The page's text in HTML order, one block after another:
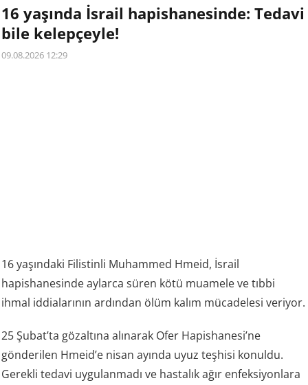
16 yaşında İsrail hapishanesinde: Tedavi
bile kelepçeyle!
09.08.2026 12:29
16 yaşındaki Filistinli Muhammed Hmeid, İsrail
hapishanesinde aylarca süren kötü muamele ve tıbbi
ihmal iddialarının ardından ölüm kalım mücadelesi veriyor.
25 Şubat’ta gözaltına alınarak Ofer Hapishanesi’ne
gönderilen Hmeid’e nisan ayında uyuz teşhisi konuldu.
Gerekli tedavi uygulanmadı ve hastalık ağır enfeksiyonlara